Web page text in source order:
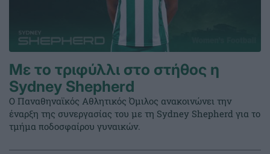
Με το τριφύλλι στο στήθος η
Sydney Shepherd
Ο Παναθηναϊκός Αθλητικός Όμιλος ανακοινώνει την
έναρξη της συνεργασίας του με τη Sydney Shepherd για το
τμήμα ποδοσφαίρου γυναικών.